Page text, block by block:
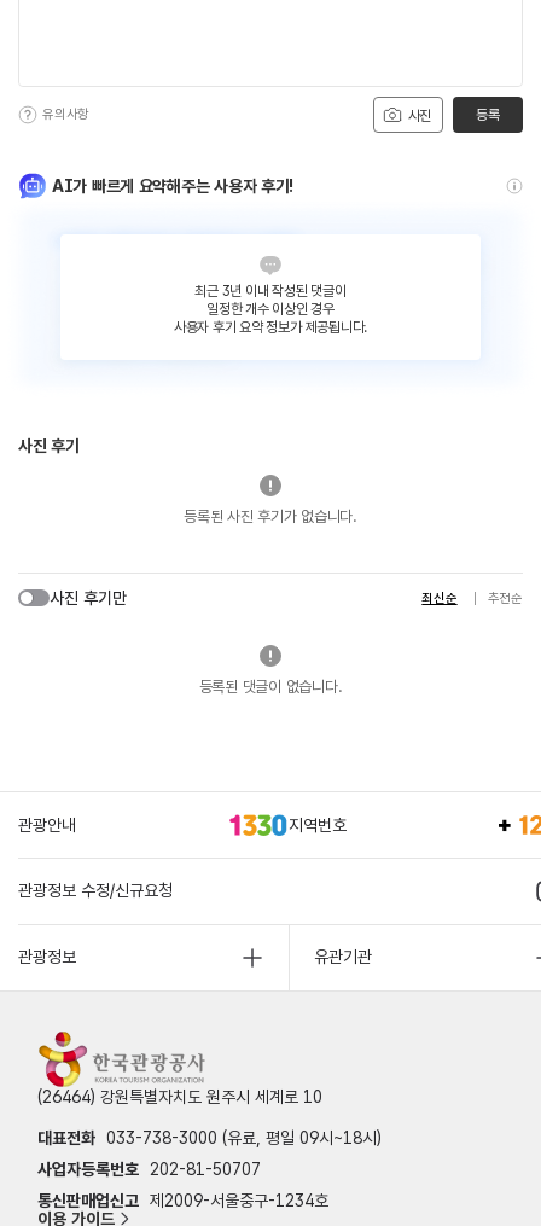
사진
유의사항 등록
AI가 빠르게 요약해주는 사용자 후기!
최근 3년 이내 작성된 댓글이
일정한 개수 이상인 경우
사용자 후기 요약 정보가 제공됩니다.
사진 후기
등록된 사진 후기가 없습니다.
사진 후기만 최신순 추천순
등록된 댓글이 없습니다.
관광안내 지역번호
관광정보 수정/신규요청
관광정보 유관기관
(26464) 강원특별자치도 원주시 세계로 10
대표전화 033-738-3000 (유료, 평일 09시~18시)
사업자등록번호
202-81-50707
통신판매업신고 제2009-서울중구-1234호
이용 가이드